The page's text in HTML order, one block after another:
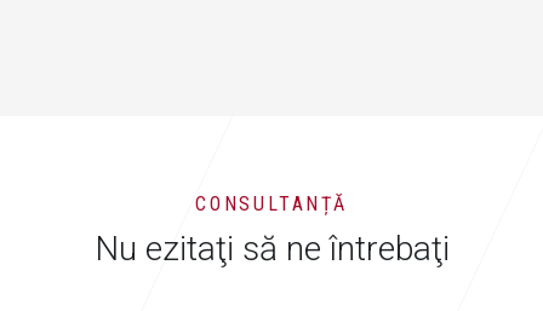
CONSULTANȚĂ
Nu ezitaţi să ne întrebaţi